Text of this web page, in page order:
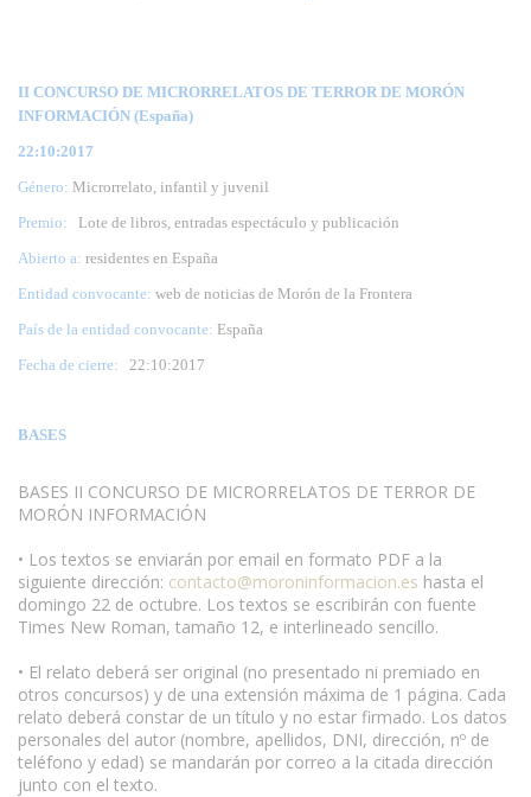
II CONCURSO DE MICRORRELATOS DE TERROR DE MORÓN
INFORMACIÓN (España)
22:10:2017
Género: Microrrelato, infantil y juvenil
Premio:
Lote de libros, entradas espectáculo y publicación
Abierto a: residentes en España
Entidad convocante: web de noticias de Morón de la Frontera
País de la entidad convocante: España
Fecha de cierre: 22:10:2017
BASES
BASES II CONCURSO DE MICRORRELATOS DE TERROR DE
MORÓN INFORMACIÓN
• Los textos se enviarán por email en formato PDF a la
siguiente dirección: contacto@moroninformacion.es hasta el
domingo 22 de octubre. Los textos se escribirán con fuente
Times New Roman, tamaño 12, e interlineado sencillo.
• El relato deberá ser original (no presentado ni premiado en
otros concursos) y de una extensión máxima de 1 página. Cada
relato deberá constar de un título y no estar firmado. Los datos
personales del autor (nombre, apellidos, DNI, dirección, nº de
teléfono y edad) se mandarán por correo a la citada dirección
junto con el texto.